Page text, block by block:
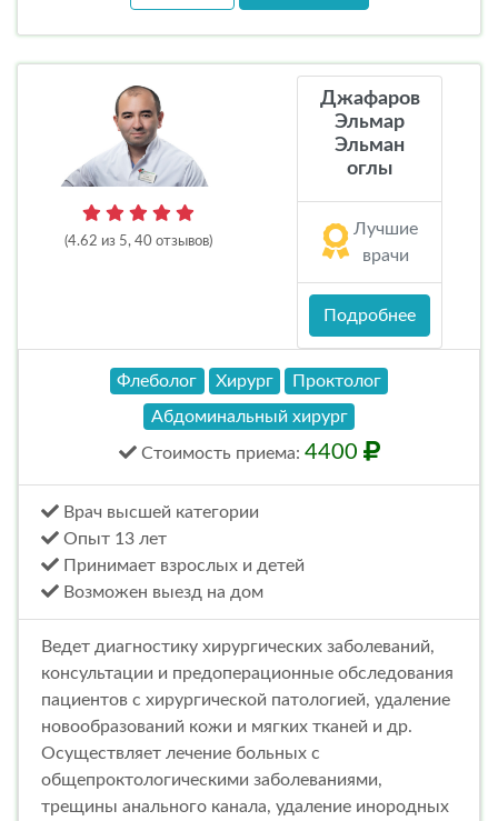
(4.62 из 5, 40 отзывов)
Джафаров
Эльмар
Эльман
оглы
Лучшие
врачи
Подробнее
Флеболог Хирург
Проктолог
Абдоминальный хирург
Стоимость приема: 4400
Врач высшей категории
Опыт 13 лет
Принимает взрослых и детей
Возможен выезд на дом
Ведет диагностику хирургических заболеваний,
консультации и предоперационные обследования
пациентов с хирургической патологией, удаление
новообразований кожи и мягких тканей и др.
Осуществляет лечение больных с
общепроктологическими заболеваниями,
трещины анального канала, удаление инородных